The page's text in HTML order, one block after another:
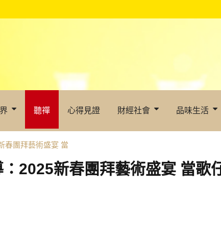
聽禪 心得見證 財經社會 品味生活
春團拜藝術盛宴 當
2025新春團拜藝術盛宴 當歌